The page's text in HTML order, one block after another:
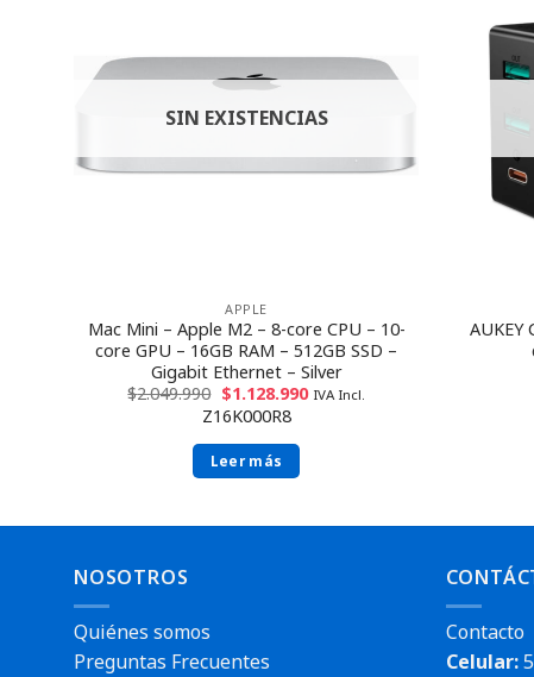
SIN EXISTENCIAS
APPLE
Mac Mini – Apple M2 – 8-core CPU – 10-
core GPU – 16GB RAM – 512GB SSD –
Gigabit Ethernet – Silver
$2.049.990 $1.128.990 IVA Incl.
Z16K000R8
Leer más
AUKEY
NOSOTROS
Quiénes somos
Preguntas Frecuentes
Contacto
Celular: